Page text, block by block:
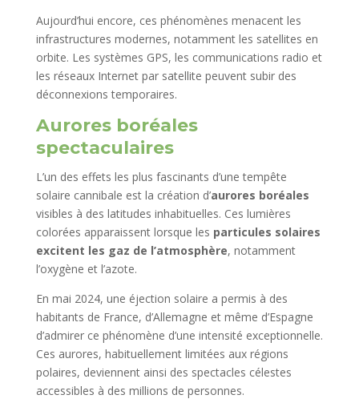
Aujourd’hui encore, ces phénomènes menacent les
infrastructures modernes, notamment les satellites en
orbite. Les systèmes GPS, les communications radio et
les réseaux Internet par satellite peuvent subir des
déconnexions temporaires.
Aurores boréales
spectaculaires
L’un des effets les plus fascinants d’une tempête
solaire cannibale est la création d’aurores boréales
visibles à des latitudes inhabituelles. Ces lumières
colorées apparaissent lorsque les particules solaires
excitent les gaz de l’atmosphère, notamment
l’oxygène et l’azote.
En mai 2024, une éjection solaire a permis à des
habitants de France, d’Allemagne et même d’Espagne
d’admirer ce phénomène d’une intensité exceptionnelle.
Ces aurores, habituellement limitées aux régions
polaires, deviennent ainsi des spectacles célestes
accessibles à des millions de personnes.